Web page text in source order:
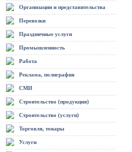
Организации и представительства
Перевозки
Праздничные услуги
Промышленность
Работа
Реклама, полиграфия
СМИ
Строительство (продукция)
Строительство (услуги)
Торговля, товары
Услуги